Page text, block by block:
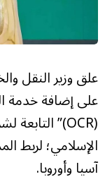
علق وزير النقل
الإسلامي؛ لربط
آسيا وأوروبا.